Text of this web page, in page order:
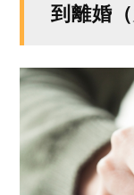
到離婚